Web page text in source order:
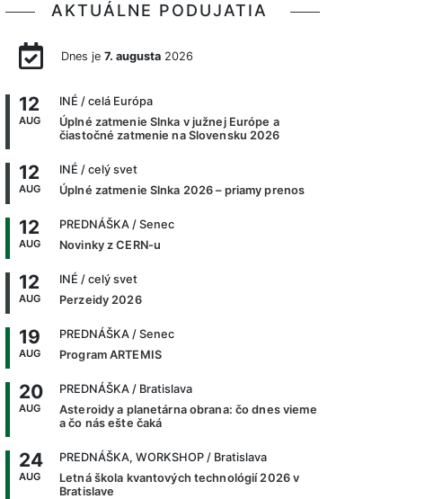
AKTUÁLNE PODUJATIA
Dnes je 7. augusta2026
12
AUG
INÉ / celá Európa
Úplné zatmenie Slnka v južnej Európe a
čiastočné zatmenie na Slovensku 2026
12
AUG
INÉ / celý svet
Úplné zatmenie Slnka 2026 – priamy prenos
12
AUG
PREDNÁŠKA / Senec
Novinky z CERN-u
12
AUG
INÉ / celý svet
Perzeidy 2026
19
AUG
PREDNÁŠKA / Senec
Program ARTEMIS
20
AUG
PREDNÁŠKA / Bratislava
Asteroidy a planetárna obrana: čo dnes vieme
a čo nás ešte čaká
24
AUG
PREDNÁŠKA, WORKSHOP / Bratislava
Letná škola kvantových technológií 2026 v
Bratislave